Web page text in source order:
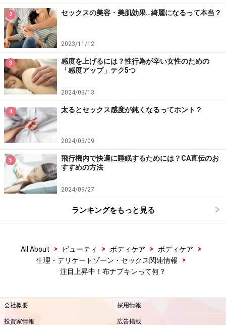
2 セックスの美容・美肌効果…綺麗になるって本当？
2023/11/12
3
感度を上げるには？性行為が辛い女性のための
「感度アップ」テク5つ
2024/03/13
4 太るとセックス感度が鈍くなるってホント？
2024/03/09
5
飛行機内で快適に睡眠するためには？CA直伝のお
すすめの方法
2024/09/27
ランキングをもっと見る
All About > ビューティ > ボディケア > ボディケア
>
生理・デリケートゾーン・セックス関連情報
>
注目上昇中！布ナプキンって何？
会社概要 採用情報
投資家情報 広告掲載